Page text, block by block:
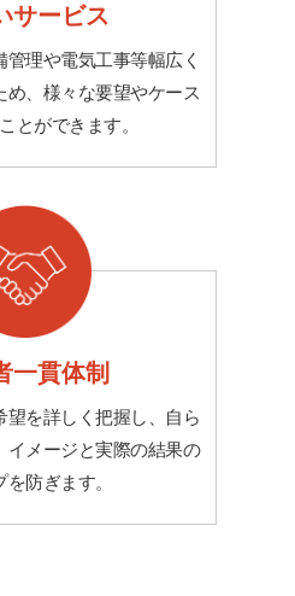
サービス
理や電気工事等幅広く
め、様々な要望やケース
とができます。
一貫体制
望を詳しく把握し、自ら
イメージと実際の結果の
を防ぎます。